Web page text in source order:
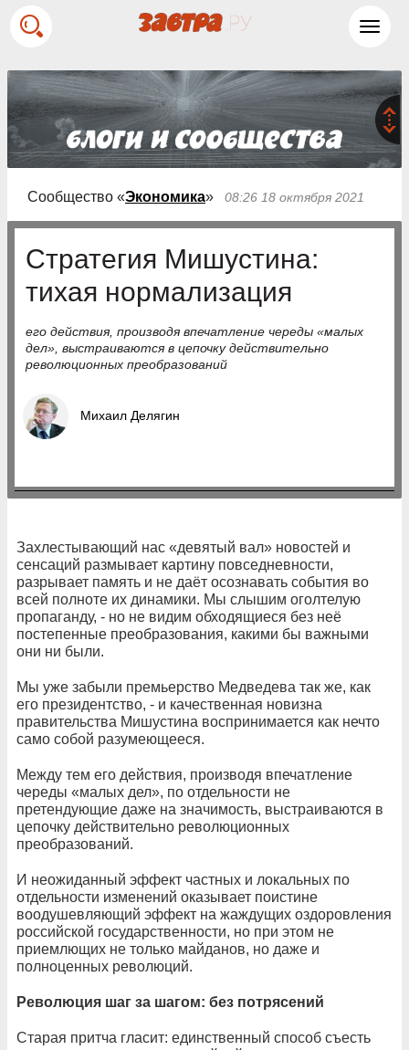
Сообщество «Экономика» 08:26 18 октября 2021
Стратегия Мишустина:
тихая нормализация
его действия, производя впечатление череды «малых
дел», выстраиваются в цепочку действительно
революционных преобразований
Михаил Делягин
Захлестывающий нас «девятый вал» новостей и
сенсаций размывает картину повседневности,
разрывает память и не даёт осознавать события во
всей полноте их динамики. Мы слышим оголтелую
пропаганду, - но не видим обходящиеся без неё
постепенные преобразования, какими бы важными
они ни были.
Мы уже забыли премьерство Медведева так же, как
его президентство, - и качественная новизна
правительства Мишустина воспринимается как нечто
само собой разумеющееся.
Между тем его действия, производя впечатление
череды «малых дел», по отдельности не
претендующие даже на значимость, выстраиваются в
цепочку действительно революционных
преобразований.
И неожиданный эффект частных и локальных по
отдельности изменений оказывает поистине
воодушевляющий эффект на жаждущих оздоровления
российской государственности, но при этом не
приемлющих не только майданов, но даже и
полноценных революций.
Революция шаг за шагом: без потрясений
Старая притча гласит: единственный способ съесть